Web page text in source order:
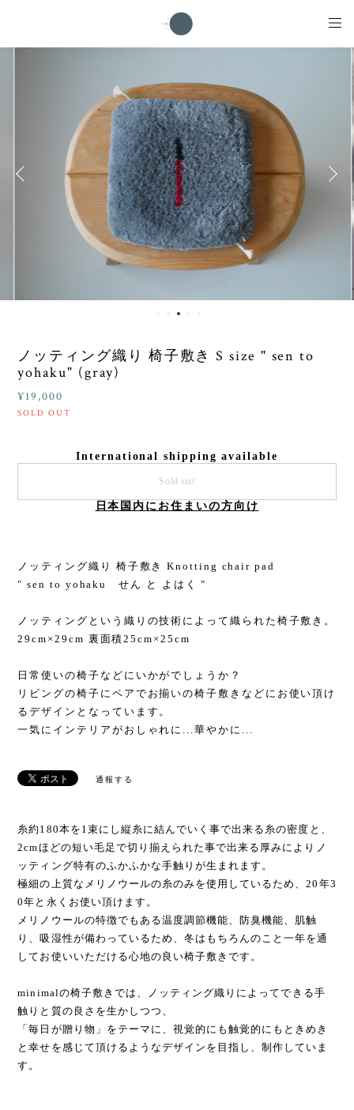
ノッティング織り 椅子敷き S size " sen to
yohaku" (gray)
¥19,000
SOLD OUT
International shipping available
Sold out
日本国内にお住まいの方向け
ノッティング織り 椅子敷き Knotting chair pad
" sen to yohaku せん と よはく "
ノッティングという織りの技術によって織られた椅子敷き。
29cm×29cm 裏面積25cm×25cm
日常使いの椅子などにいかがでしょうか？
リビングの椅子にペアでお揃いの椅子敷きなどにお使い頂け
るデザインとなっています。
一気にインテリアがおしゃれに...華やかに...
通報する
糸約180本を1束にし縦糸に結んでいく事で出来る糸の密度と、
2cmほどの短い毛足で切り揃えられた事で出来る厚みによりノ
ッティング特有のふかふかな手触りが生まれます。
極細の上質なメリノウールの糸のみを使用しているため、20年3
0年と永くお使い頂けます。
メリノウールの特徴でもある温度調節機能、防臭機能、肌触
り、吸湿性が備わっているため、冬はもちろんのこと一年を通
してお使いいただける心地の良い椅子敷きです。
minimalの椅子敷きでは、ノッティング織りによってできる手
触りと質の良さを生かしつつ、
「毎日が贈り物」をテーマに、視覚的にも触覚的にもときめき
と幸せを感じて頂けるようなデザインを目指し、制作していま
す。